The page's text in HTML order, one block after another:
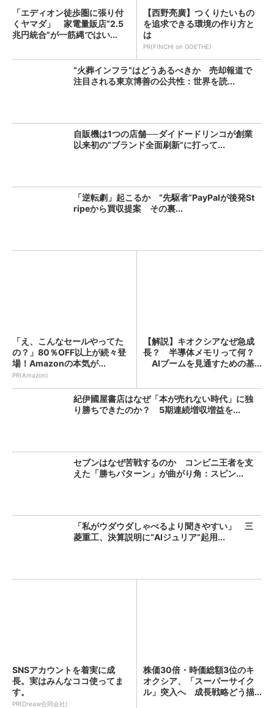
「エディオン徒歩圏に張り付
くヤマダ」 家電量販店“2.5
兆円統合”が一筋縄ではい...
【西野亮廣】つくりたいもの
を追求できる環境の作り方と
は
PR(FINCHI on GOETHE)
“火葬インフラ”はどうあるべきか 売却報道で
注目される東京博善の公共性：世界を読...
自販機は1つの店舗──ダイドードリンコが創業
以来初の“ブランド全面刷新”に打って...
「逆転劇」起こるか “先駆者”PayPalが後発St
ripeから買収提案 その裏...
「え、こんなセールやってた
の？」80％OFF以上が続々登
場！Amazonの本気が...
PR(Amazon)
【解説】キオクシアなぜ急成
長？ 半導体メモリって何？
AIブームを見通すための基...
紀伊國屋書店はなぜ「本が売れない時代」に独
り勝ちできたのか？ 5期連続増収増益を...
セブンはなぜ苦戦するのか コンビニ王者を支
えた「勝ちパターン」が曲がり角：スピン...
「私がウダウダしゃべるより聞きやすい」 三
菱重工、決算説明に“AIジュリア”起用...
SNSアカウントを着実に成
長。実はみんなココ使ってま
す。
PR(Dreaw合同会社)
株価30倍・時価総額3位のキ
オクシア、「スーパーサイク
ル」突入へ 成長戦略どう描...